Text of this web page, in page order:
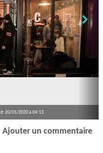
le 20/01/2020 à 04:13
Ajouter un commentaire